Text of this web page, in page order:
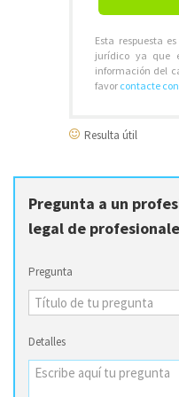
Esta respuesta
jurídico ya que
información del
favor contacte
Resulta útil
Pregunta a un
legal de
Pregunta
Detalles